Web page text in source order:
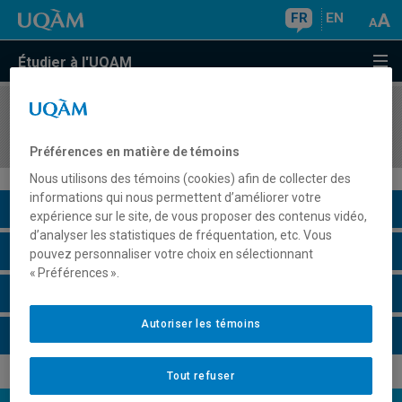
FR EN
Étudier à l'UQAM
COURS//
Description du cours
Horaire - Été 2026
Préférences en matière de témoins
Nous utilisons des témoins (cookies) afin de collecter des
informations qui nous permettent d’améliorer votre
expérience sur le site, de vous proposer des contenus vidéo,
d’analyser les statistiques de fréquentation, etc. Vous
pouvez personnaliser votre choix en sélectionnant
« Préférences ».
Tout refuser
Autoriser les témoins